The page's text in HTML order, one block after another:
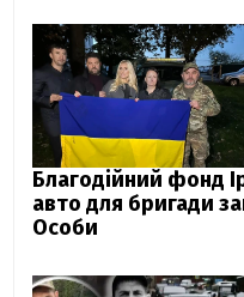
Благодійний фонд
авто для бригади
Особи